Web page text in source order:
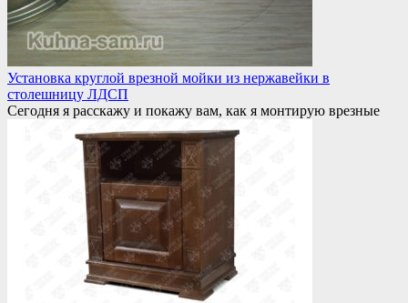
Установка круглой врезной мойки из нержавейки в
столешницу ЛДСП
Сегодня я расскажу и покажу вам, как я монтирую врезные